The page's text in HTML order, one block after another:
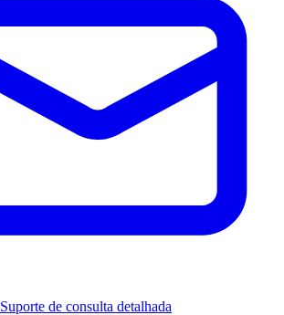
Suporte de consulta detalhada